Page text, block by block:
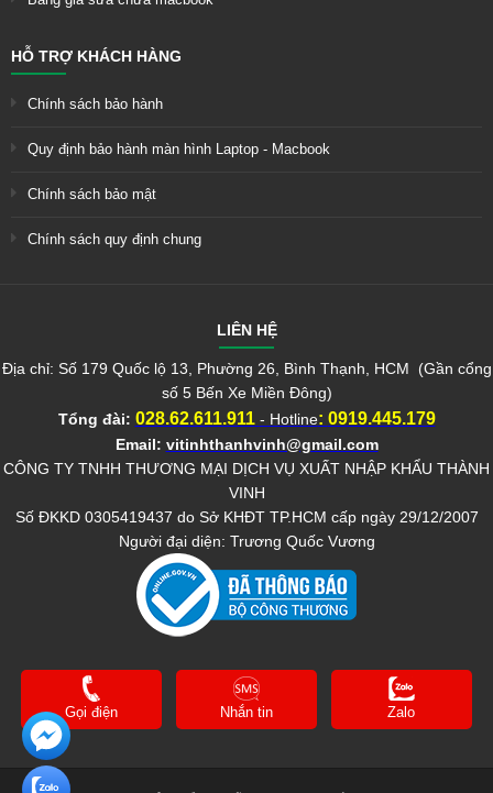
HỖ TRỢ KHÁCH HÀNG
Chính sách bảo hành
Quy định bảo hành màn hình Laptop - Macbook
Chính sách bảo mật
Chính sách quy định chung
LIÊN HỆ
Địa chỉ: Số 179 Quốc lộ 13, Phường 26, Bình Thạnh, HCM (Gần cổng
số 5 Bến Xe Miền Đông)
Tổng đài: 028.62.611.911 - Hotline: 0919.445.179
Email: vitinhthanhvinh@gmail.com
CÔNG TY TNHH THƯƠNG MẠI DỊCH VỤ XUẤT NHẬP KHẨU THÀNH
VINH
Số ĐKKD 0305419437 do Sở KHĐT TP.HCM cấp ngày 29/12/2007
Người đại diện: Trương Quốc Vương
Gọi điện Nhắn tin Zalo